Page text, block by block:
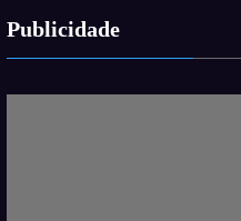
Publicidade